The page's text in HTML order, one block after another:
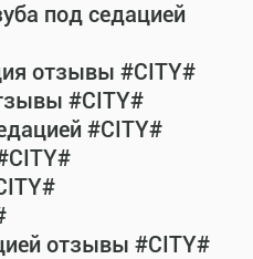
под седацией
отзывы #CITY#
#CITY#
#CITY#
отзывы #CITY#